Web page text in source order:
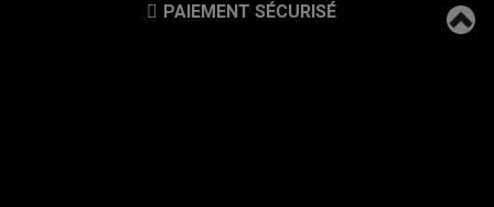
PAIEMENT SÉCURISÉ